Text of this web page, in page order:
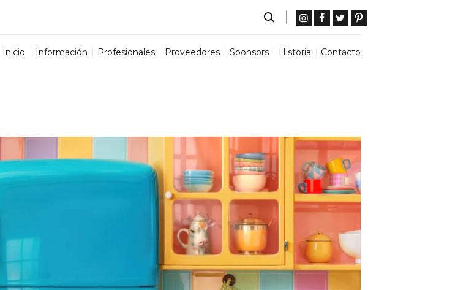
Inicio Información Profesionales Proveedores Sponsors Historia Contacto